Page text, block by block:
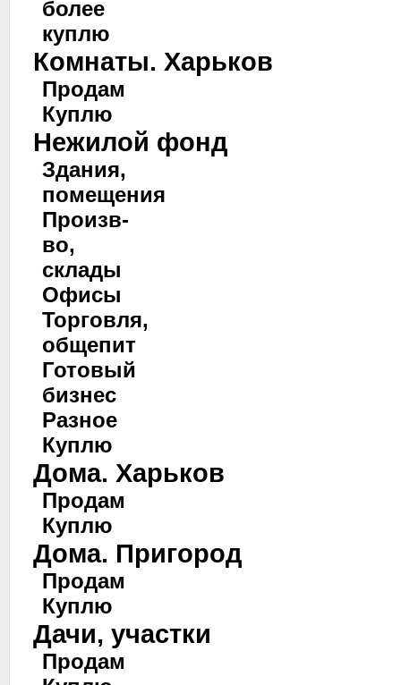
более
куплю
Комнаты. Харьков
Продам
Куплю
Нежилой фонд
Здания,
помещения
Произв-
во,
склады
Офисы
Торговля,
общепит
Готовый
бизнес
Разное
Куплю
Дома. Харьков
Продам
Куплю
Дома. Пригород
Продам
Куплю
Дачи, участки
Продам